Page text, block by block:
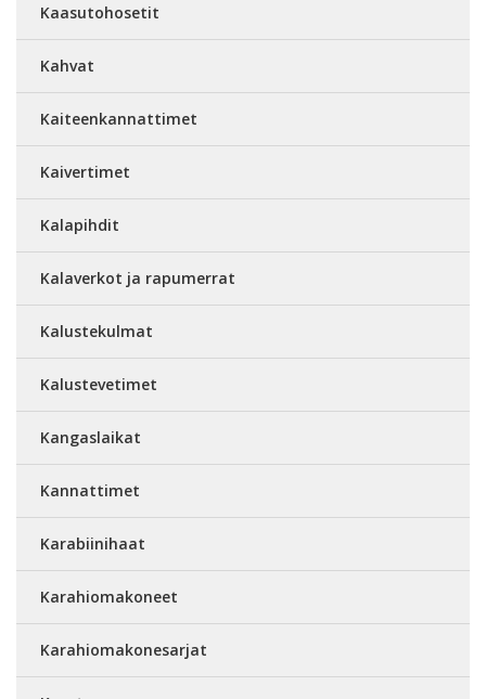
Kaasutohosetit
Kahvat
Kaiteenkannattimet
Kaivertimet
Kalapihdit
Kalaverkot ja rapumerrat
Kalustekulmat
Kalustevetimet
Kangaslaikat
Kannattimet
Karabiinihaat
Karahiomakoneet
Karahiomakonesarjat